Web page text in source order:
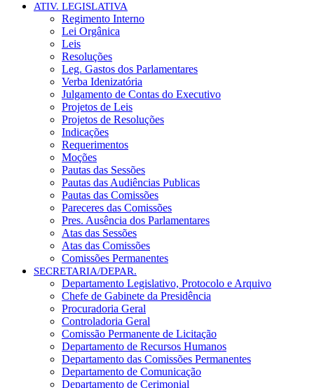
ATIV. LEGISLATIVA
Regimento Interno
Lei Orgânica
Leis
Resoluções
Leg. Gastos dos Parlamentares
Verba Idenizatória
Julgamento de Contas do Executivo
Projetos de Leis
Projetos de Resoluções
Indicações
Requerimentos
Moções
Pautas das Sessões
Pautas das Audiências Publicas
Pautas das Comissões
Pareceres das Comissões
Pres. Ausência dos Parlamentares
Atas das Sessões
Atas das Comissões
Comissões Permanentes
SECRETARIA/DEPAR.
Departamento Legislativo, Protocolo e Arquivo
Chefe de Gabinete da Presidência
Procuradoria Geral
Controladoria Geral
Comissão Permanente de Licitação
Departamento de Recursos Humanos
Departamento das Comissões Permanentes
Departamento de Comunicação
Departamento de Cerimonial